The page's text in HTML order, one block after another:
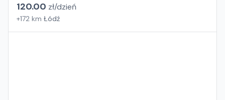
120.00 zł/dzień
+172 km Łódź